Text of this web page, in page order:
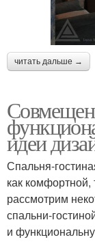
читать дальше →
идеи
Спальня-
как
рассмотрим
спальни-
и